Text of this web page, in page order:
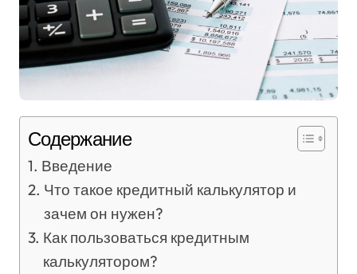
Содержание
Введение
Что такое кредитный калькулятор и
зачем он нужен?
Как пользоваться кредитным
калькулятором?